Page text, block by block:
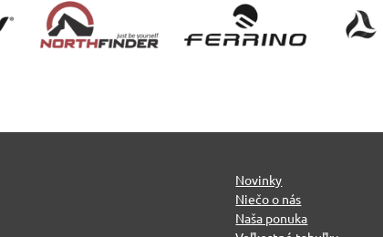
Novinky
Niečo o nás
Naša ponuka